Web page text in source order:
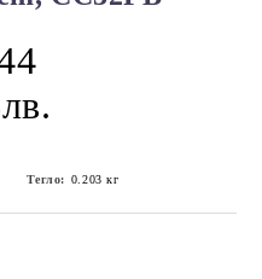
Тегло: 0.203 кг